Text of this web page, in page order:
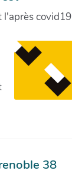
l'après covid19
38